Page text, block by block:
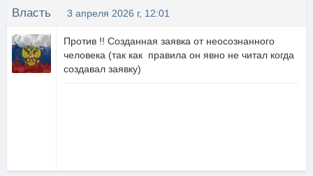
Власть 3 апреля 2026 г, 12:01
Против !! Созданная заявка от неосознанного
человека (так как правила он явно не читал когда
создавал заявку)